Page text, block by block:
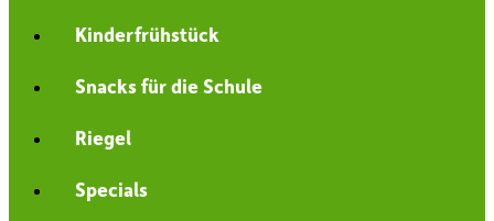
Kinderfrühstück
Snacks für die Schule
Riegel
Specials